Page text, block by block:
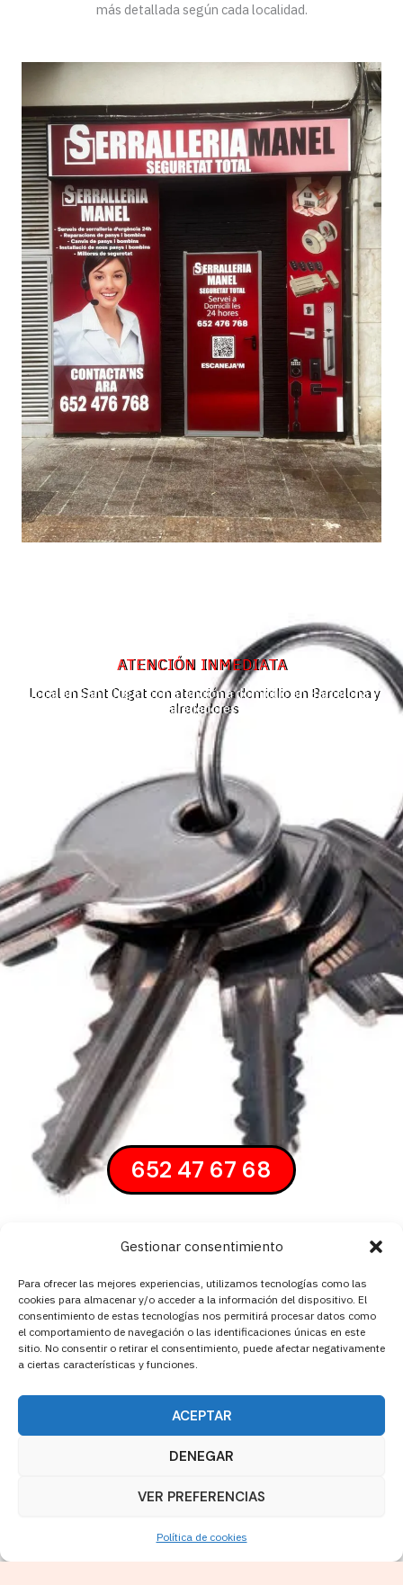
Gestionar consentimiento
Para ofrecer las mejores experiencias, utilizamos tecnologías como las
cookies para almacenar y/o acceder a la información del dispositivo. El
consentimiento de estas tecnologías nos permitirá procesar datos como
el comportamiento de navegación o las identificaciones únicas en este
sitio. No consentir o retirar el consentimiento, puede afectar negativamente
a ciertas características y funciones.
ACEPTAR
DENEGAR
VER PREFERENCIAS
Política de cookies
más detallada según cada localidad.
ATENCIÓN INMEDIATA
Local en Sant Cugat con atención a domicilio en Barcelona y
alrededores
652 47 67 68
Cerrajería Manel 24 h Sant Cugat | Avinguda de Cerdanyola, 49,
Local, 08172 Sant Cugat del Vallès, Barcelona | 652 47 67 68
Copyright © 2026 Cerrajería Manel